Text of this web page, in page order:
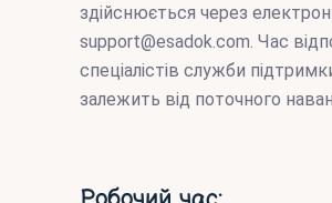
здійснюється через
support@esadok.com. Час
спеціалістів служби
залежить від поточного